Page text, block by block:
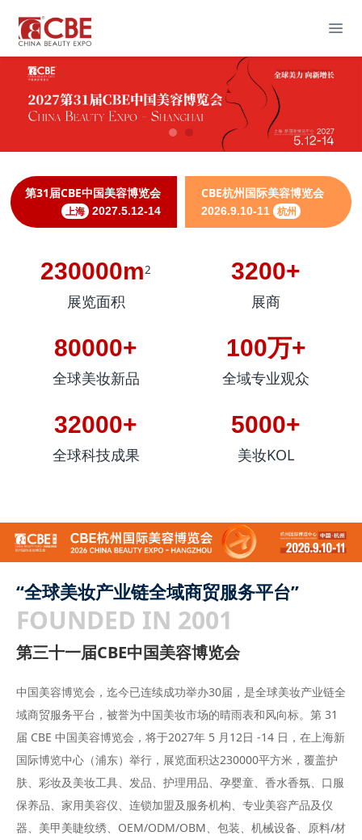
第31届CBE中国美容博览会
上海 2027.5.12-14
CBE杭州国际美容博览会
2026.9.10-11 杭州
230000m2
展览面积
3200+
展商
80000+
全球美妆新品
100万+
全域专业观众
32000+
全球科技成果
5000+
美妆KOL
“全球美妆产业链全域商贸服务平台”
FOUNDED IN 2001
第三十一届CBE中国美容博览会
中国美容博览会，迄今已连续成功举办30届，是全球美妆产业链全
域商贸服务平台，被誉为中国美妆市场的晴雨表和风向标。第 31
届 CBE 中国美容博览会，将于2027年 5 月12日 -14 日，在上海新
国际博览中心（浦东）举行，展览面积达230000平方米，覆盖护
肤、彩妆及美妆工具、发品、护理用品、孕婴童、香水香氛、口服
保养品、家用美容仪、连锁加盟及服务机构、专业美容产品及仪
器、美甲美睫纹绣、OEM/ODM/OBM、包装、机械设备、原料/材